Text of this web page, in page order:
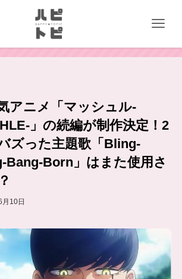
アニメ「マッシュル-
」の続編が制作決定！2
ズった主題歌「Bling-
Bang-Born」はまた使用さ
10日